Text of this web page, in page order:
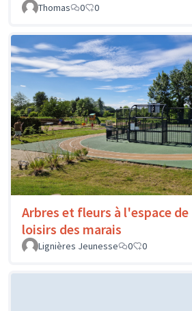
Thomas
0 0
Arbres et fleurs à l'espace de
loisirs des marais
Lignières Jeunesse
0 0